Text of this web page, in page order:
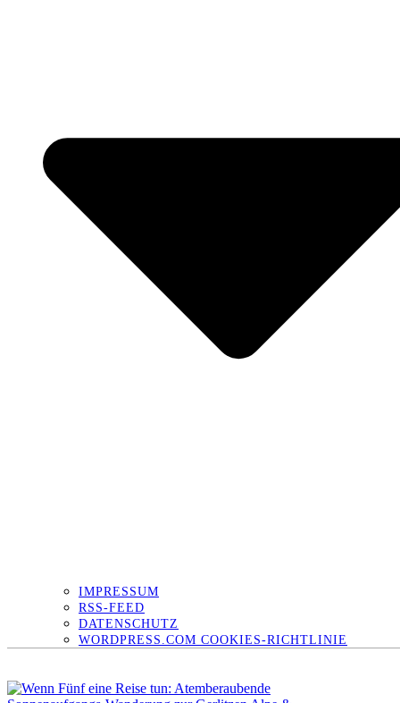
IMPRESSUM
RSS-FEED
DATENSCHUTZ
WORDPRESS.COM COOKIES-RICHTLINIE